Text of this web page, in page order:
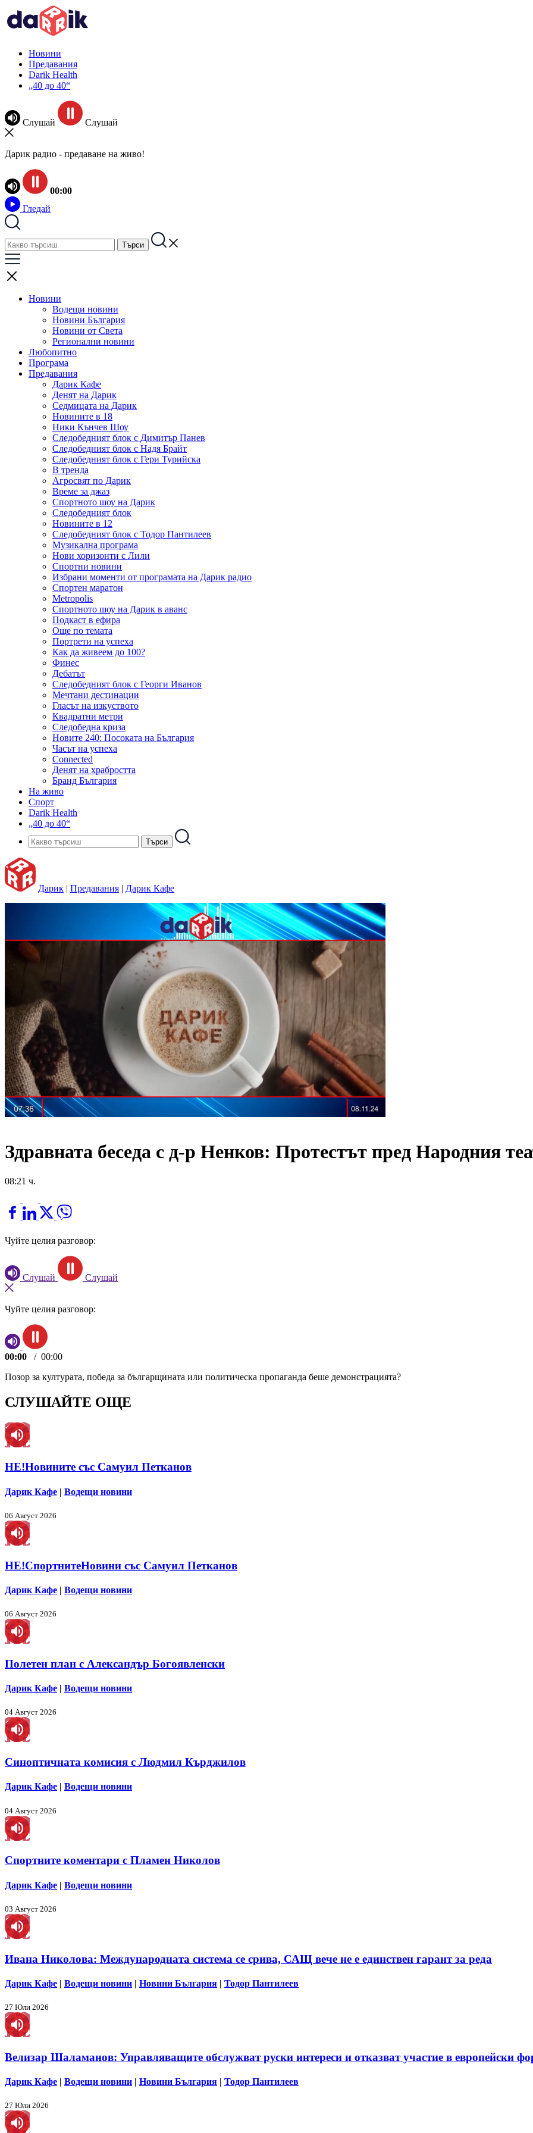
Новини
Предавания
Darik Health
„40 до 40“
Слушай Слушай
Дарик радио - предаване на живо!
00:00
Гледай
Новини
Водещи новини
Новини България
Новини от Света
Регионални новини
Любопитно
Програма
Предавания
Дарик Кафе
Денят на Дарик
Седмицата на Дарик
Новините в 18
Ники Кънчев Шоу
Следобедният блок с Димитър Панев
Следобедният блок с Надя Брайт
Следобедният блок с Гери Турийска
В тренда
Агросвят по Дарик
Време за джаз
Спортното шоу на Дарик
Следобедният блок
Новините в 12
Следобедният блок с Тодор Пантилеев
Музикална програма
Нови хоризонти с Лили
Спортни новини
Избрани моменти от програмата на Дарик радио
Спортен маратон
Metropolis
Спортното шоу на Дарик в аванс
Подкаст в ефира
Още по темата
Портрети на успеха
Как да живеем до 100?
Финес
Дебатът
Следобедният блок с Георги Иванов
Мечтани дестинации
Гласът на изкуството
Квадратни метри
Следобедна криза
Новите 240: Посоката на България
Часът на успеха
Connected
Денят на храбростта
Бранд България
На живо
Спорт
Darik Health
„40 до 40“
Дарик | Предавания | Дарик Кафе
Здравната беседа с д-р Ненков: Протестът пред Народния
08:21 ч.
Чуйте целия разговор:
Слушай Слушай
Чуйте целия разговор:
00:00 / 00:00
Позор за културата, победа за българщината или политическа пропаганда беше демонстрацията?
СЛУШАЙТЕ ОЩЕ
НЕ!Новините със Самуил Петканов
Дарик Кафе | Водещи новини
06 Август 2026
НЕ!СпортнитеНовини със Самуил Петканов
Дарик Кафе | Водещи новини
06 Август 2026
Полетен план с Александър Богоявленски
Дарик Кафе | Водещи новини
04 Август 2026
Синоптичната комисия с Людмил Кърджилов
Дарик Кафе | Водещи новини
04 Август 2026
Спортните коментари с Пламен Николов
Дарик Кафе | Водещи новини
03 Август 2026
Ивана Николова: Международната система се срива, САЩ вече не е единствен гарант за реда
Дарик Кафе | Водещи новини | Новини България | Тодор Пантилеев
27 Юли 2026
Велизар Шаламанов: Управляващите обслужват руски интереси и отказват участие в европейски
Дарик Кафе | Водещи новини | Новини България | Тодор Пантилеев
27 Юли 2026